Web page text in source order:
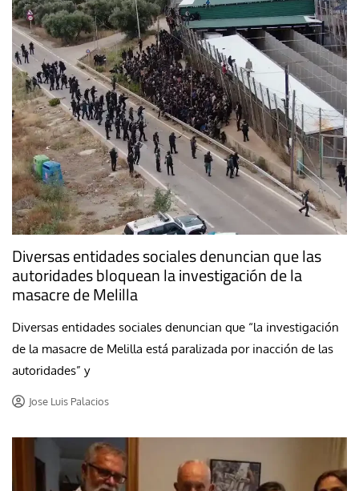
Diversas entidades sociales denuncian que las
autoridades bloquean la investigación de la
masacre de Melilla
Diversas entidades sociales denuncian que “la investigación
de la masacre de Melilla está paralizada por inacción de las
autoridades” y
Jose Luis Palacios